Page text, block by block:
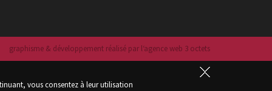
graphisme & développement réalisé par l‘agence web 3 octets
vous consentez à leur utilisation